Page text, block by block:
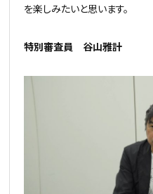
を楽しみたいと思います。
特別審査員 谷山雅計